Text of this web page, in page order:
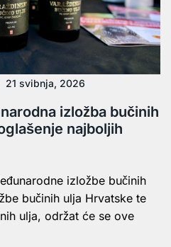
21 svibnja, 2026
izložba bučinih
najboljih
izložbe bučinih
bučinih ulja Hrvatske te
ulja, održat će se ove